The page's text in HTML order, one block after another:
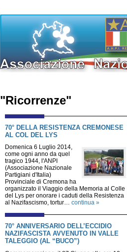
"Ricorrenze"
70° DELLA RESISTENZA CREMONESE
AL COL DEL LYS
Domenica 6 Luglio 2014,
come ogni anno da quel
tragico 1944, l'ANPI
(Associazione Nazionale
Partigiani d'Italia)
Provinciale di Cremona ha
organizzato il Viaggio della Memoria al Colle
del Lys per onorare i caduti della Resistenza
al Nazifascismo, tortur… continua »
70° ANNIVERSARIO DELL’ECCIDIO
NAZIFASCISTA AVVENUTO IN VALLE
TALEGGIO (AL “BUCO”)